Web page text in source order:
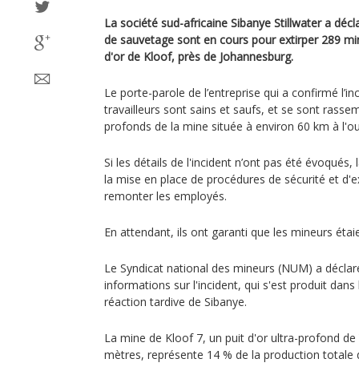
La société sud-africaine Sibanye Stillwater a
de sauvetage sont en cours pour extirper 289
d'or de Kloof, près de Johannesburg.
Le porte-parole de l’entreprise qui a confirmé
travailleurs sont sains et saufs, et se sont
profonds de la mine située à environ 60 km à
Si les détails de l'incident n’ont pas été
la mise en place de procédures de sécurité et
remonter les employés.
En attendant, ils ont garanti que les mineurs
Le Syndicat national des mineurs (NUM) a
informations sur l'incident, qui s'est produit
réaction tardive de Sibanye.
La mine de Kloof 7, un puit d'or ultra-profond
mètres, représente 14 % de la production totale